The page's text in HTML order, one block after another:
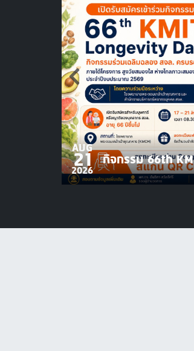
AUG
21
2026
กิจกรรม 66th